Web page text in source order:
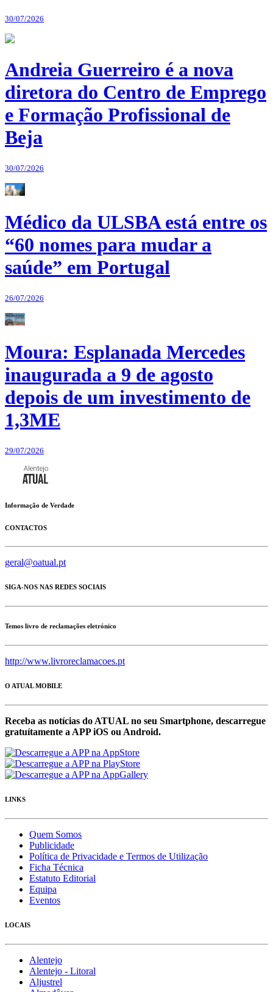
30/07/2026
Andreia Guerreiro é a nova
diretora do Centro de Emprego
e Formação Profissional de
Beja
30/07/2026
Médico da ULSBA está entre os
“60 nomes para mudar a
saúde” em Portugal
26/07/2026
Moura: Esplanada Mercedes
inaugurada a 9 de agosto
depois de um investimento de
1,3ME
29/07/2026
Informação de Verdade
CONTACTOS
geral@oatual.pt
SIGA-NOS NAS REDES SOCIAIS
Temos livro de reclamações eletrónico
http://www.livroreclamacoes.pt
O ATUAL MOBILE
Receba as notícias do ATUAL no seu Smartphone, descarregue
gratuítamente a APP iOS ou Android.
LINKS
Quem Somos
Publicidade
Política de Privacidade e Termos de Utilização
Ficha Técnica
Estatuto Editorial
Equipa
Eventos
LOCAIS
Alentejo
Alentejo - Litoral
Aljustrel